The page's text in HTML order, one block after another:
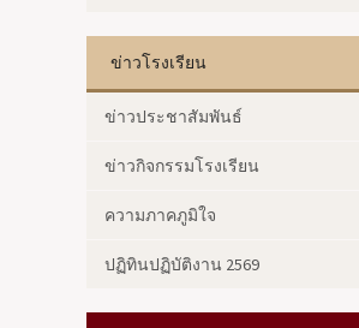
ข่าวโรงเรียน
ข่าวประชาสัมพันธ์
ข่าวกิจกรรมโรงเรียน
ความภาคภูมิใจ
ปฏิทินปฏิบัติงาน 2569